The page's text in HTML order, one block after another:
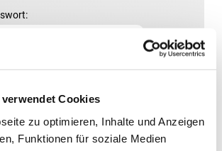
Cookies
zu optimieren, Inhalte und Anzeigen
Funktionen für soziale Medien
vergessen?